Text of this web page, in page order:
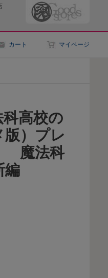
カート マイページ
科高校の
版）プレ
魔法科
編